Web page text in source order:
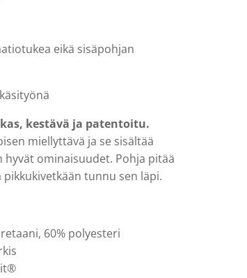
eikä sisäpohjan
kestävä ja patentoitu.
miellyttävä ja se sisältää
hyvät ominaisuudet. Pohja pitää
tunnu sen läpi.
60% polyesteri